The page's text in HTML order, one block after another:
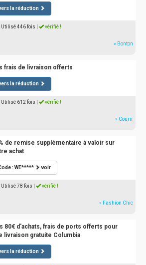
la réduction
| Utilisé 446 fois vérifié !
» Bonton
frais de livraison offerts
la réduction
| Utilisé 612 fois vérifié !
» Courir
de remise supplémentaire à valoir sur
achat
: WE***** voir
| Utilisé 78 fois vérifié !
» Fashion Chic
80€ d'achats, frais de ports offerts pour
livraison gratuite Columbia
la réduction